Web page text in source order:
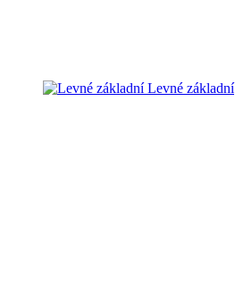
Levné základní